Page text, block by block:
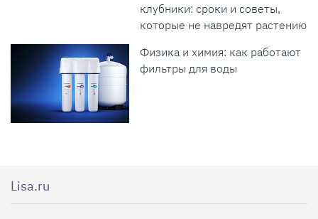
клубники: сроки и советы,
которые не навредят растению
Физика и химия: как работают
фильтры для воды
Lisa.ru